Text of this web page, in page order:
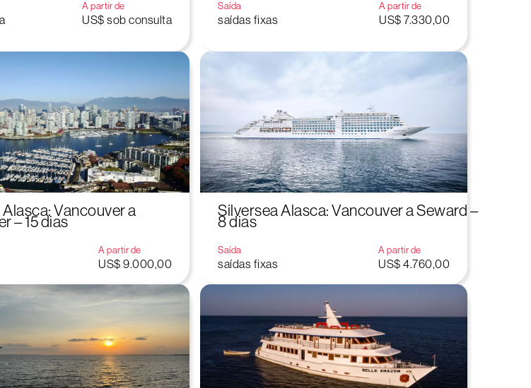
A partir de
US$ sob consulta
Saída
saídas fixas
A partir de
US$ 7.330,00
Vancouver a
– 15 dias
A partir de
US$ 9.000,00
Silversea Alasca: Vancouver a Seward –
8 dias
Saída
saídas fixas
A partir de
US$ 4.760,00